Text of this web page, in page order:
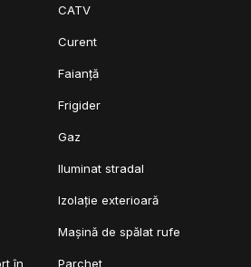
CATV
Curent
Faianță
Frigider
Gaz
Iluminat stradal
Izolație exterioară
Mașină de spălat rufe
în
Parchet